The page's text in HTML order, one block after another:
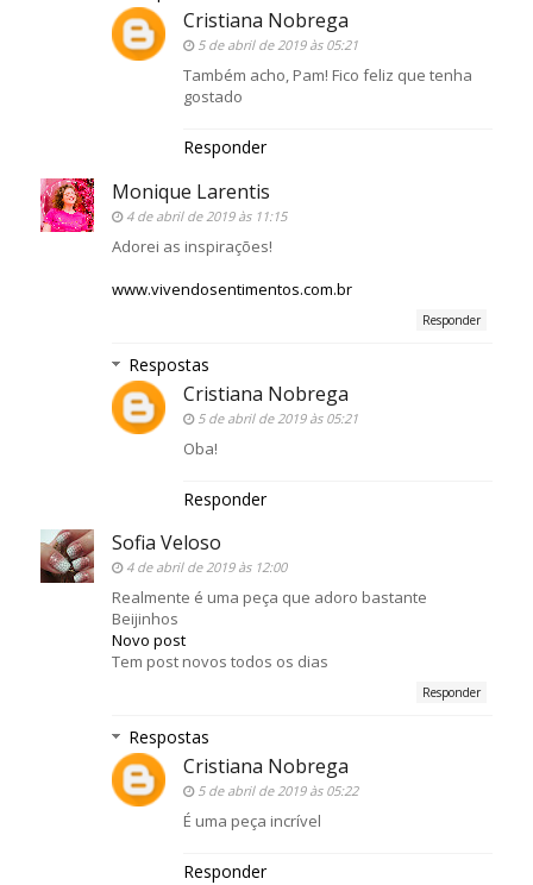
Cristiana Nobrega
5 de abril de 2019 às 05:21
Também acho, Pam! Fico feliz que tenha
gostado
Responder
Monique Larentis
4 de abril de 2019 às 11:15
Adorei as inspirações!
www.vivendosentimentos.com.br
Responder
Respostas
Cristiana Nobrega
5 de abril de 2019 às 05:21
Oba!
Responder
Sofia Veloso
4 de abril de 2019 às 12:00
Realmente é uma peça que adoro bastante
Beijinhos
Novo post
Tem post novos todos os dias
Responder
Respostas
Cristiana Nobrega
5 de abril de 2019 às 05:22
É uma peça incrível
Responder